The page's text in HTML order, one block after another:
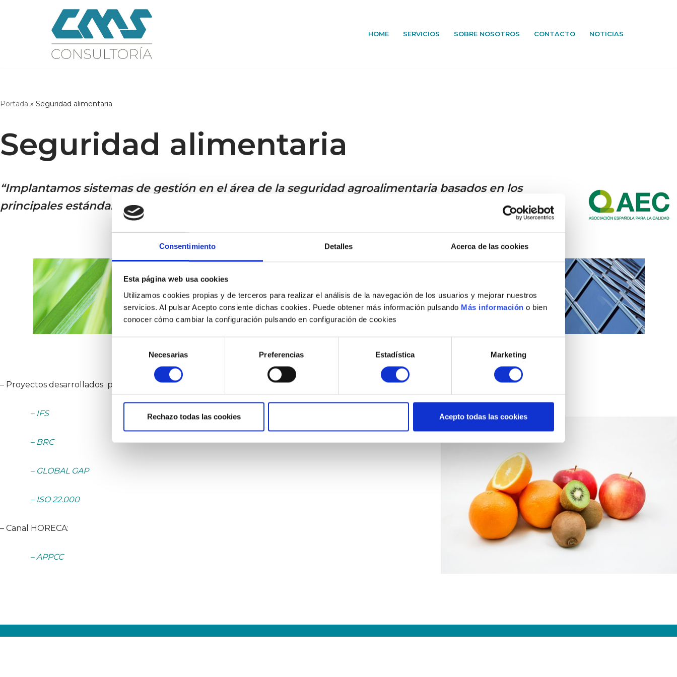
Consentimiento Detalles Acerca de las cookies
Esta página web usa cookies
Utilizamos cookies propias y de terceros para realizar el análisis de la navegación de los usuarios y mejorar nuestros
servicios. Al pulsar Acepto consiente dichas cookies. Puede obtener más información pulsando Más información o bien
conocer cómo cambiar la configuración pulsando en configuración de cookies
consentimiento
Necesarias Preferencias Estadística Marketing
Rechazo todas las cookies Acepto todas las cookies
HOME SERVICIOS SOBRE NOSOTROS CONTACTO NOTICIAS
Portada » Seguridad alimentaria
Seguridad alimentaria
“Implantamos sistemas de gestión en el área de la seguridad agroalimentaria basados en los
principales estándares internacionales
– Proyectos desarrollados por consultores expertos en ingeniería agroalimentaria:
– IFS
– BRC
– GLOBAL GAP
– ISO 22.000
– Canal HORECA:
– APPCC